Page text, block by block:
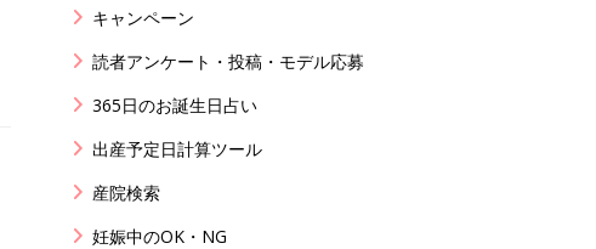
キャンペーン
読者アンケート・投稿・モデル応募
365日のお誕生日占い
出産予定日計算ツール
産院検索
妊娠中のOK・NG